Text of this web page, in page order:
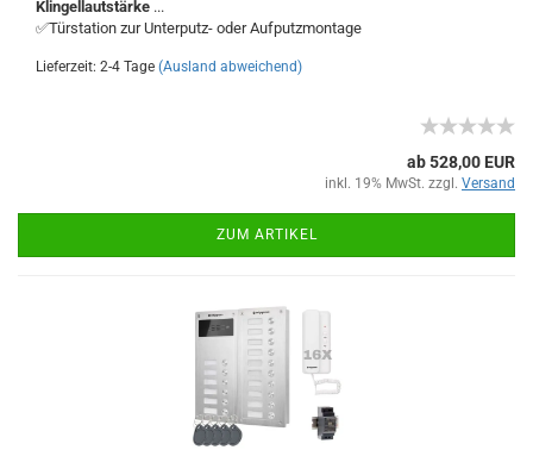
Klingellautstärke ...
✅Türstation zur Unterputz- oder Aufputzmontage
Lieferzeit: 2-4 Tage (Ausland abweichend)
ab 528,00 EUR
inkl. 19% MwSt. zzgl. Versand
ZUM ARTIKEL